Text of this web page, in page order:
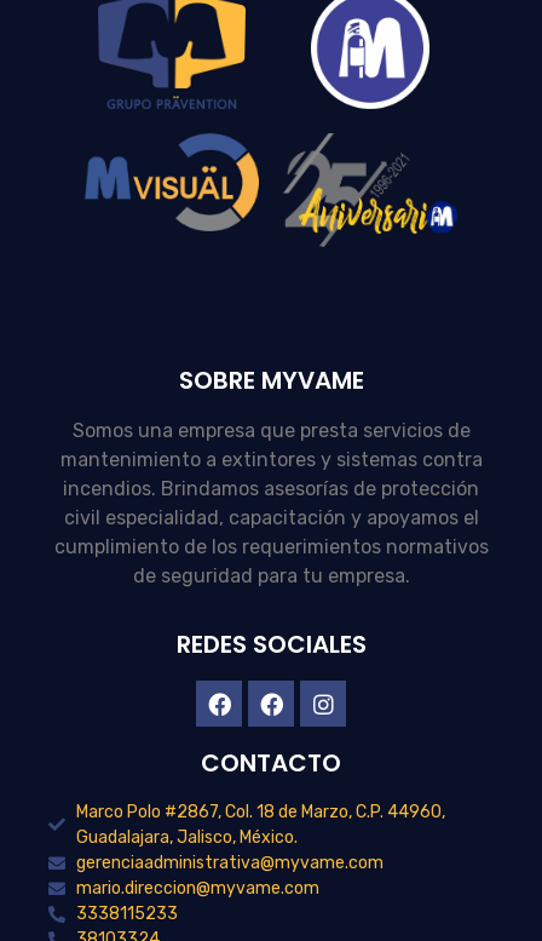
SOBRE MYVAME
Somos una empresa que presta servicios de
mantenimiento a extintores y sistemas contra
incendios. Brindamos asesorías de protección
civil especialidad, capacitación y apoyamos el
cumplimiento de los requerimientos normativos
de seguridad para tu empresa.
REDES SOCIALES
CONTACTO
Marco Polo #2867, Col. 18 de Marzo, C.P. 44960,
Guadalajara, Jalisco, México.
gerenciaadministrativa@myvame.com
mario.direccion@myvame.com
3338115233